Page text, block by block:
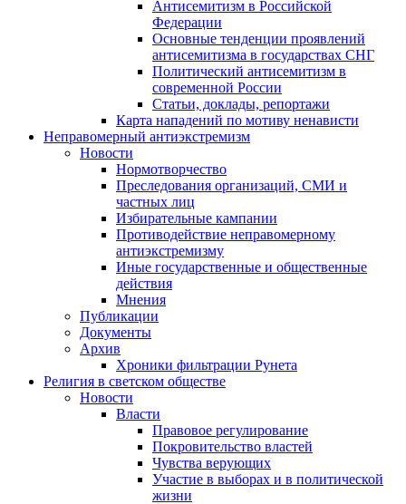
Антисемитизм в Российской
Федерации
Основные тенденции проявлений
антисемитизма в государствах СНГ
Политический антисемитизм в
современной России
Статьи, доклады, репортажи
Карта нападений по мотиву ненависти
Неправомерный антиэкстремизм
Новости
Нормотворчество
Преследования организаций, СМИ и
частных лиц
Избирательные кампании
Противодействие неправомерному
антиэкстремизму
Иные государственные и общественные
действия
Мнения
Публикации
Документы
Архив
Хроники фильтрации Рунета
Религия в светском обществе
Новости
Власти
Правовое регулирование
Покровительство властей
Чувства верующих
Участие в выборах и в политической
жизни